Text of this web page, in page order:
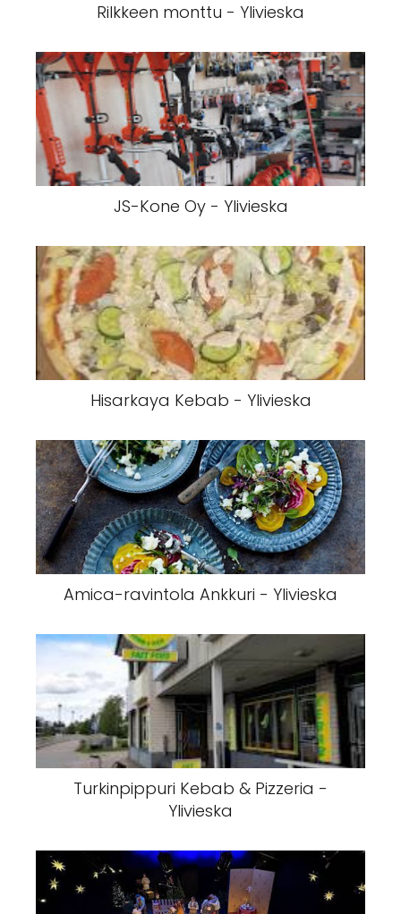
Rilkkeen monttu - Ylivieska
JS-Kone Oy - Ylivieska
Hisarkaya Kebab - Ylivieska
Amica-ravintola Ankkuri - Ylivieska
Turkinpippuri Kebab & Pizzeria -
Ylivieska